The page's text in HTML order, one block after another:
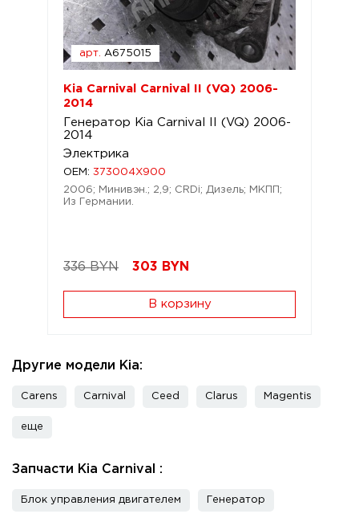
арт. A675015
Kia Carnival Carnival II (VQ) 2006-
2014
Генератор Kia Carnival II (VQ) 2006-
2014
Электрика
OEM: 373004X900
2006; Минивэн.; 2,9; CRDi; Дизель; МКПП;
Из Германии.
336 BYN 303 BYN
В корзину
Другие модели Kia:
Carens Carnival Ceed Clarus Magentis
еще
Запчасти Kia Carnival :
Блок управления двигателем Генератор